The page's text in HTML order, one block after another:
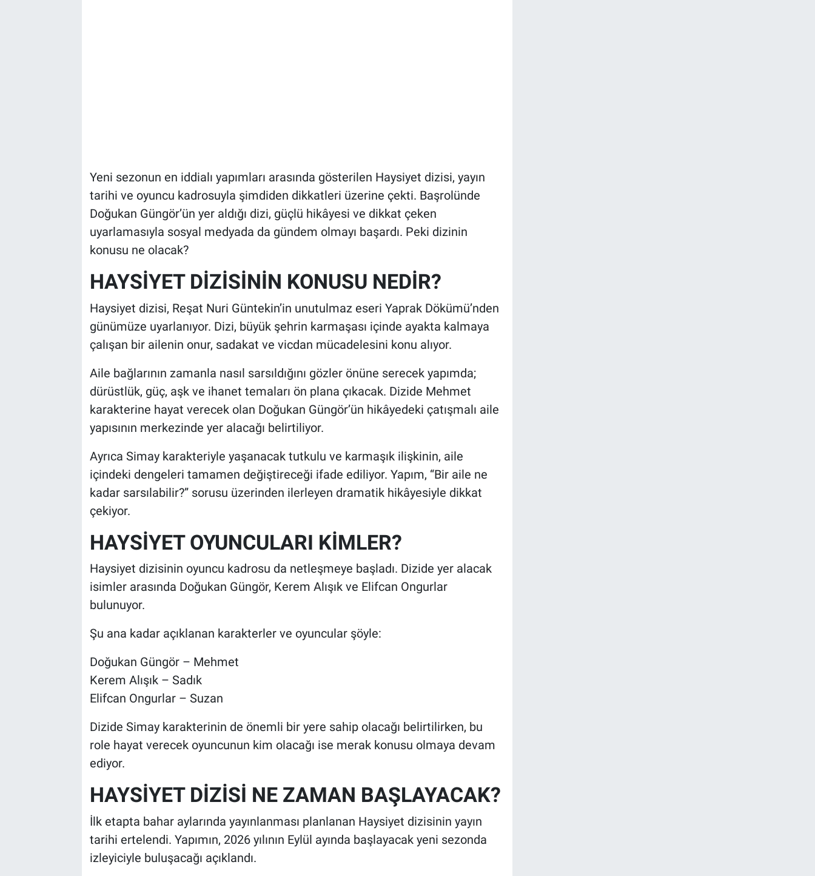
Yeni sezonun en iddialı yapımları arasında gösterilen Haysiyet dizisi, yayın
tarihi ve oyuncu kadrosuyla şimdiden dikkatleri üzerine çekti. Başrolünde
Doğukan Güngör’ün yer aldığı dizi, güçlü hikâyesi ve dikkat çeken
uyarlamasıyla sosyal medyada da gündem olmayı başardı. Peki dizinin
konusu ne olacak?
HAYSİYET DİZİSİNİN KONUSU NEDİR?
Haysiyet dizisi, Reşat Nuri Güntekin’in unutulmaz eseri Yaprak Dökümü’nden
günümüze uyarlanıyor. Dizi, büyük şehrin karmaşası içinde ayakta kalmaya
çalışan bir ailenin onur, sadakat ve vicdan mücadelesini konu alıyor.
Aile bağlarının zamanla nasıl sarsıldığını gözler önüne serecek yapımda;
dürüstlük, güç, aşk ve ihanet temaları ön plana çıkacak. Dizide Mehmet
karakterine hayat verecek olan Doğukan Güngör’ün hikâyedeki çatışmalı aile
yapısının merkezinde yer alacağı belirtiliyor.
Ayrıca Simay karakteriyle yaşanacak tutkulu ve karmaşık ilişkinin, aile
içindeki dengeleri tamamen değiştireceği ifade ediliyor. Yapım, “Bir aile ne
kadar sarsılabilir?” sorusu üzerinden ilerleyen dramatik hikâyesiyle dikkat
çekiyor.
HAYSİYET OYUNCULARI KİMLER?
Haysiyet dizisinin oyuncu kadrosu da netleşmeye başladı. Dizide yer alacak
isimler arasında Doğukan Güngör, Kerem Alışık ve Elifcan Ongurlar
bulunuyor.
Şu ana kadar açıklanan karakterler ve oyuncular şöyle:
Doğukan Güngör – Mehmet
Kerem Alışık – Sadık
Elifcan Ongurlar – Suzan
Dizide Simay karakterinin de önemli bir yere sahip olacağı belirtilirken, bu
role hayat verecek oyuncunun kim olacağı ise merak konusu olmaya devam
ediyor.
HAYSİYET DİZİSİ NE ZAMAN BAŞLAYACAK?
İlk etapta bahar aylarında yayınlanması planlanan Haysiyet dizisinin yayın
tarihi ertelendi. Yapımın, 2026 yılının Eylül ayında başlayacak yeni sezonda
izleyiciyle buluşacağı açıklandı.